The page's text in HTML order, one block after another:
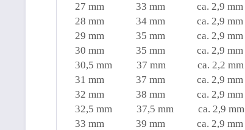
27 mm 33 mm ca. 2,9 mm
28 mm 34 mm ca. 2,9 mm
29 mm 35 mm ca. 2,9 mm
30 mm 35 mm ca. 2,9 mm
30,5 mm 37 mm ca. 2,2 mm
31 mm 37 mm ca. 2,9 mm
32 mm 38 mm ca. 2,9 mm
32,5 mm 37,5 mm ca. 2,9 mm
33 mm 39 mm ca. 2,9 mm